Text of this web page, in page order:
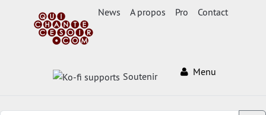
News A propos Pro Contact
Soutenir Menu